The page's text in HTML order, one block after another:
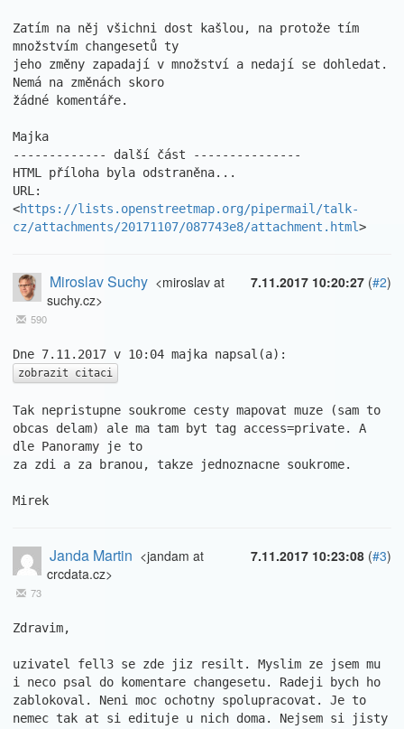
Zatím na něj všichni dost kašlou, na protože tím
množstvím changesetů ty
jeho změny zapadají v množství a nedají se dohledat.
Nemá na změnách skoro
žádné komentáře.
Majka
------------- další část ---------------
HTML příloha byla odstraněna...
URL:
<https://lists.openstreetmap.org/pipermail/talk-
cz/attachments/20171107/087743e8/attachment.html>
7.11.2017 10:20:27 (#2)
Miroslav Suchy <miroslav at
suchy.cz>
590
zobrazit citaci
Tak nepristupne soukrome cesty mapovat muze (sam to
obcas delam) ale ma tam byt tag access=private. A
dle Panoramy je to
za zdi a za branou, takze jednoznacne soukrome.
Mirek
7.11.2017 10:23:08 (#3)
Janda Martin <jandam at
crcdata.cz>
73
Zdravim,
uzivatel fell3 se zde jiz resilt. Myslim ze jsem mu
i neco psal do komentare changesetu. Radeji bych ho
zablokoval. Neni moc ochotny spolupracovat. Je to
nemec tak at si edituje u nich doma. Nejsem si jisty